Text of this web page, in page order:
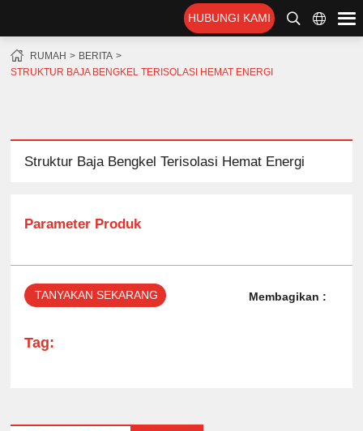
HUBUNGI KAMI
RUMAH
BERITA
STRUKTUR BAJA BENGKEL TERISOLASI HEMAT ENERGI
Struktur Baja Bengkel Terisolasi Hemat Energi
Parameter Produk
TANYAKAN SEKARANG Membagikan :
Tag: